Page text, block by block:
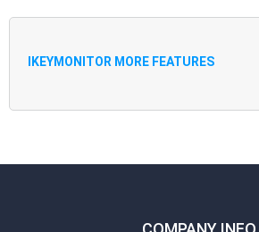
IKEYMONITOR MORE FEATURES